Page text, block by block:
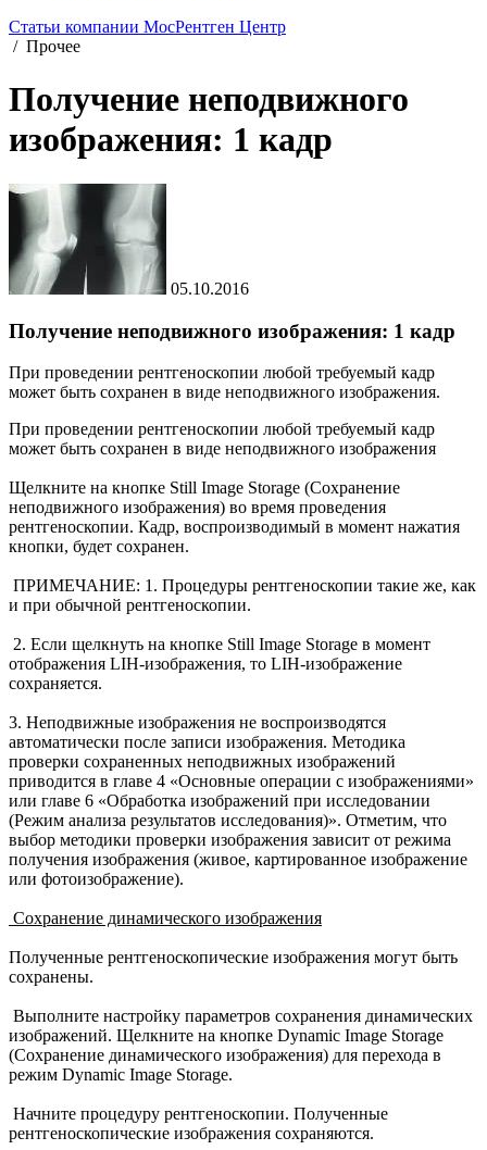
Статьи компании МосРентген Центр
/ Прочее
Получение неподвижного
изображения: 1 кадр
05.10.2016
Получение неподвижного изображения: 1 кадр
При проведении рентгеноскопии любой требуемый кадр
может быть сохранен в виде неподвижного изображения.
При проведении рентгеноскопии любой требуемый кадр
может быть сохранен в виде неподвижного изображения
Щелкните на кнопке Still Image Storage (Сохранение
неподвижного изображения) во время проведения
рентгеноскопии. Кадр, воспроизводимый в момент нажатия
кнопки, будет сохранен.
ПРИМЕЧАНИЕ: 1. Процедуры рентгеноскопии такие же, как
и при обычной рентгеноскопии.
2. Если щелкнуть на кнопке Still Image Storage в момент
отображения LIH-изображения, то LIH-изображение
сохраняется.
3. Неподвижные изображения не воспроизводятся
автоматически после записи изображения. Методика
проверки сохраненных неподвижных изображений
приводится в главе 4 «Основные операции с изображениями»
или главе 6 «Обработка изображений при исследовании
(Режим анализа результатов исследования)». Отметим, что
выбор методики проверки изображения зависит от режима
получения изображения (живое, картированное изображение
или фотоизображение).
Сохранение динамического изображения
Полученные рентгеноскопические изображения могут быть
сохранены.
Выполните настройку параметров сохранения динамических
изображений. Щелкните на кнопке Dynamic Image Storage
(Сохранение динамического изображения) для перехода в
режим Dynamic Image Storage.
Начните процедуру рентгеноскопии. Полученные
рентгеноскопические изображения сохраняются.